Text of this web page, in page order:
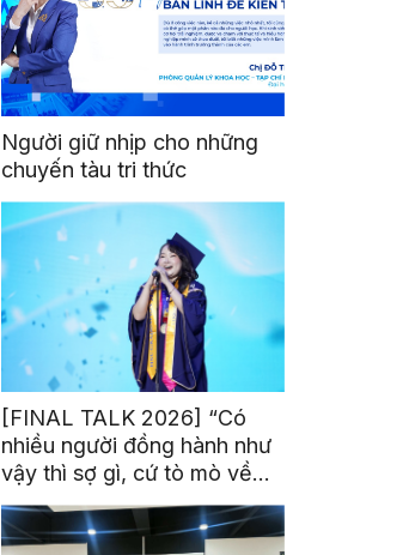
Người giữ nhịp cho những
chuyến tàu tri thức
[FINAL TALK 2026] “Có
nhiều người đồng hành như
vậy thì sợ gì, cứ tò mò về
thế giới thôi”